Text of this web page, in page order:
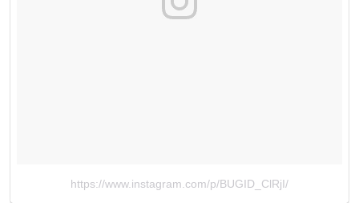
https://www.instagram.com/p/BUGID_ClRjI/